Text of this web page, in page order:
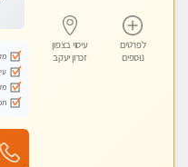
לפרטים
נוספים
עיסוי בצפון
זכרון יעקב